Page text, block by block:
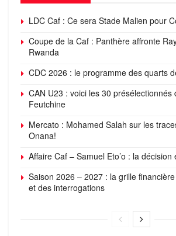
LDC Caf : Ce sera Stade Malien pour
Coupe de la Caf : Panthère affronte
Rwanda
CDC 2026 : le programme des quarts
CAN U23 : voici les 30 présélectionnés
Feutchine
Mercato : Mohamed Salah sur les
Onana!
Affaire Caf – Samuel Eto’o : la décision
Saison 2026 – 2027 : la grille
et des interrogations